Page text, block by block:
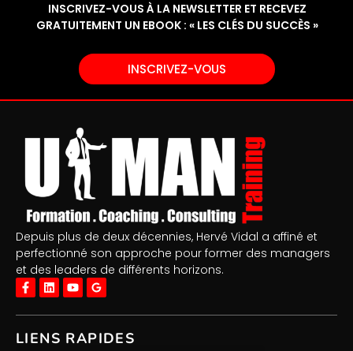
INSCRIVEZ-VOUS
INSCRIVEZ-VOUS À LA NEWSLETTER ET RECEVEZ
GRATUITEMENT UN EBOOK : « LES CLÉS DU SUCCÈS »
Depuis plus de deux décennies, Hervé Vidal a affiné et
perfectionné son approche pour former des managers
et des leaders de différents horizons.
LIENS RAPIDES